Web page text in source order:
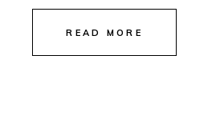
READ MORE